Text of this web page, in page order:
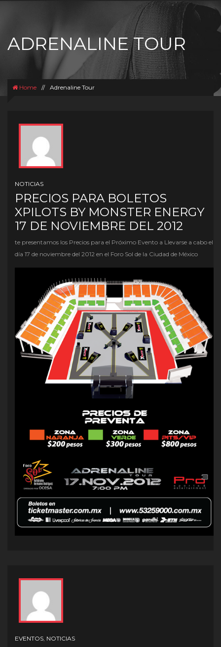
ADRENALINE TOUR
Home // Adrenaline Tour
NOTICIAS
PRECIOS PARA BOLETOS
XPILOTS BY MONSTER ENERGY
17 DE NOVIEMBRE DEL 2012
te presentamos los Precios para el Próximo Evento a Llevarse a cabo el
día 17 de noviembre del 2012 en el Foro Sol de la Ciudad de México
EVENTOS, NOTICIAS